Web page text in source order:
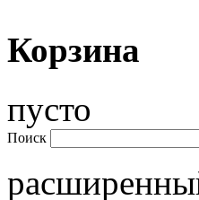
Корзина
пусто
Поиск